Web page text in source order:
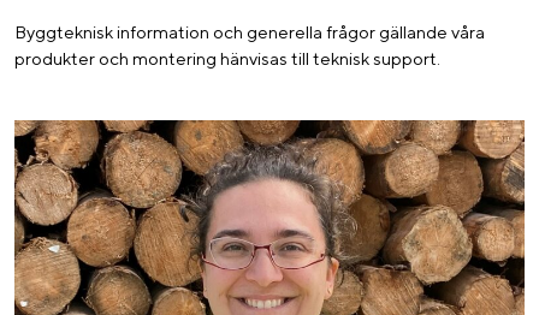
Byggteknisk information och generella frågor gällande våra
produkter och montering hänvisas till teknisk support.